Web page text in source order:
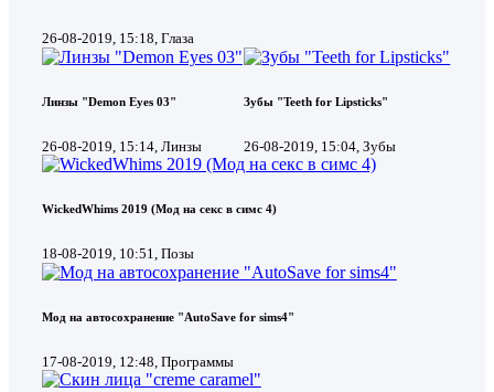
26-08-2019, 15:18, Глаза
Линзы "Demon Eyes 03"
26-08-2019, 15:14, Линзы
Зубы "Teeth for Lipsticks"
26-08-2019, 15:04, Зубы
WickedWhims 2019 (Мод на секс в симс 4)
18-08-2019, 10:51, Позы
Мод на автосохранение "AutoSave for sims4"
17-08-2019, 12:48, Программы